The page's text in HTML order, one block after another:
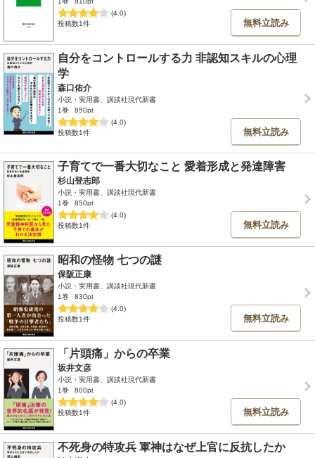
(4.0)
投稿数1件
無料立読み
自分をコントロールする力 非認知スキルの心理
学
森口佑介
小説・実用書、講談社現代新書
1巻
850pt
(4.0)
投稿数1件
無料立読み
子育てで一番大切なこと 愛着形成と発達障害
杉山登志郎
小説・実用書、講談社現代新書
1巻
850pt
(4.0)
投稿数1件
無料立読み
昭和の怪物 七つの謎
保阪正康
小説・実用書、講談社現代新書
1巻
830pt
(4.0)
投稿数1件
無料立読み
「片頭痛」からの卒業
坂井文彦
小説・実用書、講談社現代新書
1巻
800pt
(4.0)
投稿数1件
無料立読み
不死身の特攻兵 軍神はなぜ上官に反抗したか